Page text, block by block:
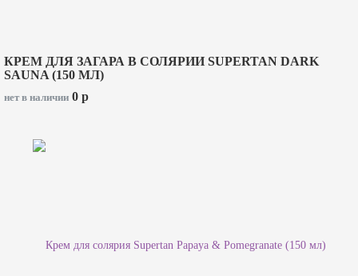
КРЕМ ДЛЯ ЗАГАРА В СОЛЯРИИ SUPERTAN DARK
SAUNA (150 МЛ)
нет в наличии 0 p